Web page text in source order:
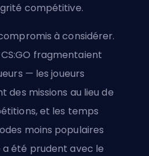
compétitive.
à considérer.
fragmentaient
— les joueurs
des missions au lieu de
et les temps
moins populaires
été prudent avec le